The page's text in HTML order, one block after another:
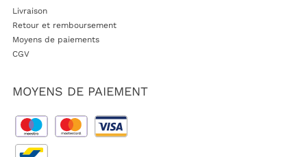
Livraison
Retour et remboursement
Moyens de paiements
CGV
MOYENS DE PAIEMENT